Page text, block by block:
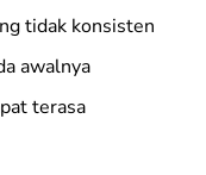
tidak konsisten
awalnya
terasa